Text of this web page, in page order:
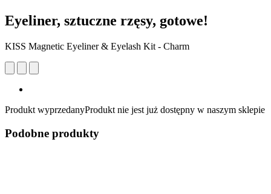
Eyeliner, sztuczne rzęsy, gotowe!
KISS Magnetic Eyeliner & Eyelash Kit - Charm
Produkt wyprzedanyProdukt nie jest już dostępny w naszym sklepie
Podobne produkty